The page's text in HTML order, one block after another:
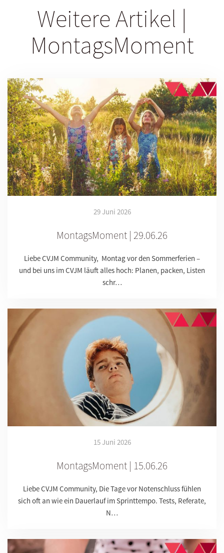
Weitere Artikel |
MontagsMoment
29 Juni 2026
MontagsMoment | 29.06.26
Liebe CVJM Community, Montag vor den Sommerferien –
und bei uns im CVJM läuft alles hoch: Planen, packen, Listen
schr…
15 Juni 2026
MontagsMoment | 15.06.26
Liebe CVJM Community, Die Tage vor Notenschluss fühlen
sich oft an wie ein Dauerlauf im Sprinttempo. Tests, Referate,
N…